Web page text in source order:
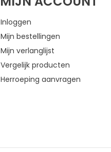
Inloggen
Mijn bestellingen
Mijn verlanglijst
Vergelijk producten
Herroeping aanvragen